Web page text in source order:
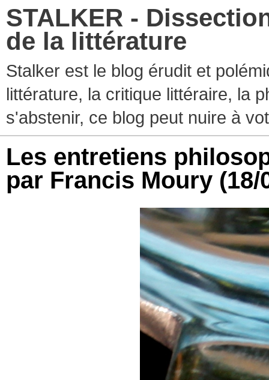
STALKER -
de la littérature
Stalker est le blog érudit et
littérature, la critique littéraire, la
s'abstenir, ce blog peut nuire à
Les entretiens
par Francis Moury (18/